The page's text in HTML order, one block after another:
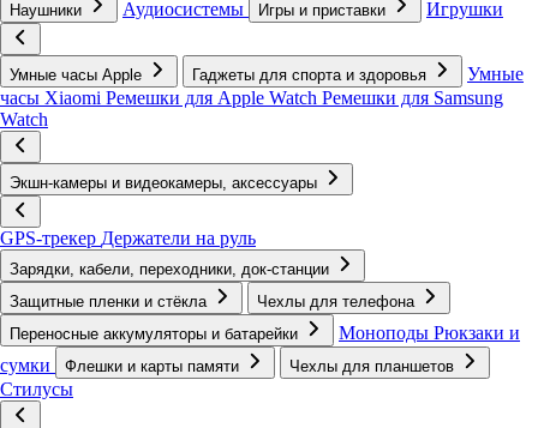
Наушники Аудиосистемы Игры и приставки Игрушки
Умные часы Apple Гаджеты для спорта и здоровья
Умные
часы Xiaomi Ремешки для Apple Watch Ремешки для Samsung
Watch
Экшн-камеры и видеокамеры, аксессуары
GPS-трекер Держатели на руль
Зарядки, кабели, переходники, док-станции
Защитные пленки и стёкла
Чехлы для телефона
Переносные аккумуляторы и батарейки
Моноподы Рюкзаки и
сумки
Флешки и карты памяти Чехлы для планшетов
Стилусы